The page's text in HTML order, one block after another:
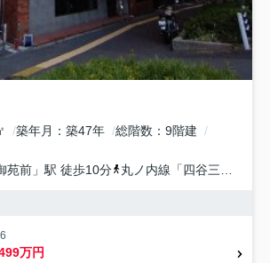
築年月 築47年 総階数
9階建
苑前 」駅 徒歩10分 丸ノ内線 「四谷三丁目
万円